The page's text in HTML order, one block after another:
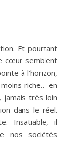
cœur semblent
à l’horizon,
riche… en
jamais très loin
dans le réel.
Insatiable, il
nos sociétés